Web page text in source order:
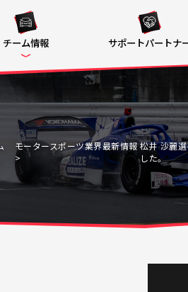
チーム情報 サポートパートナ
モータースポーツ業界最新情報 松井 沙麗
した。